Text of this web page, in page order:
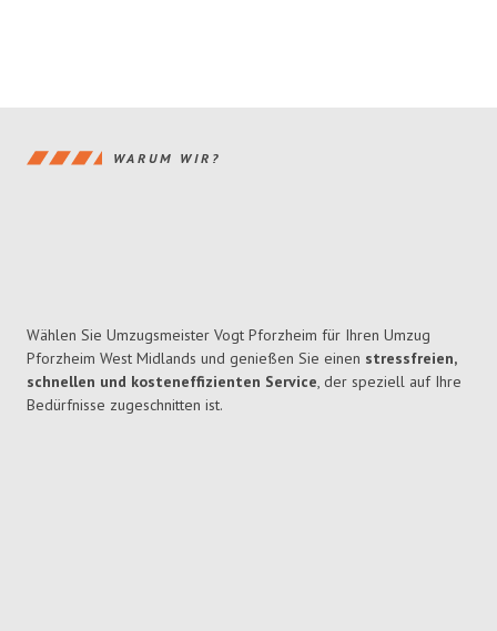
WARUM WIR?
Wählen Sie Umzugsmeister Vogt Pforzheim für Ihren Umzug
Pforzheim West Midlands und genießen Sie einen stressfreien,
schnellen und kosteneffizienten Service, der speziell auf Ihre
Bedürfnisse zugeschnitten ist.